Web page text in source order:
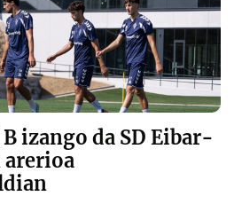
izango da SD Eibar-